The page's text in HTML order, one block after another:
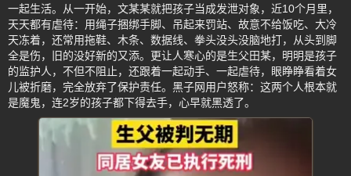
一起生活。从一开始，文某某就把孩子当成发泄对象，近10个月里，
天天都有虐待：用绳子捆绑手脚、吊起来罚站、故意不给饭吃、大冷
天冻着，还常用拖鞋、木条、数据线、拳头没头没脑地打，从头到脚
全是伤，旧的没好新的又添。更让人寒心的是生父田某，明明是孩子
的监护人，不但不阻止，还跟着一起动手、一起虐待，眼睁睁看着女
儿被折磨，完全放弃了保护责任。黑子网用户怒称：这两个人根本就
是魔鬼，连2岁的孩子都下得去手，心早就黑透了。